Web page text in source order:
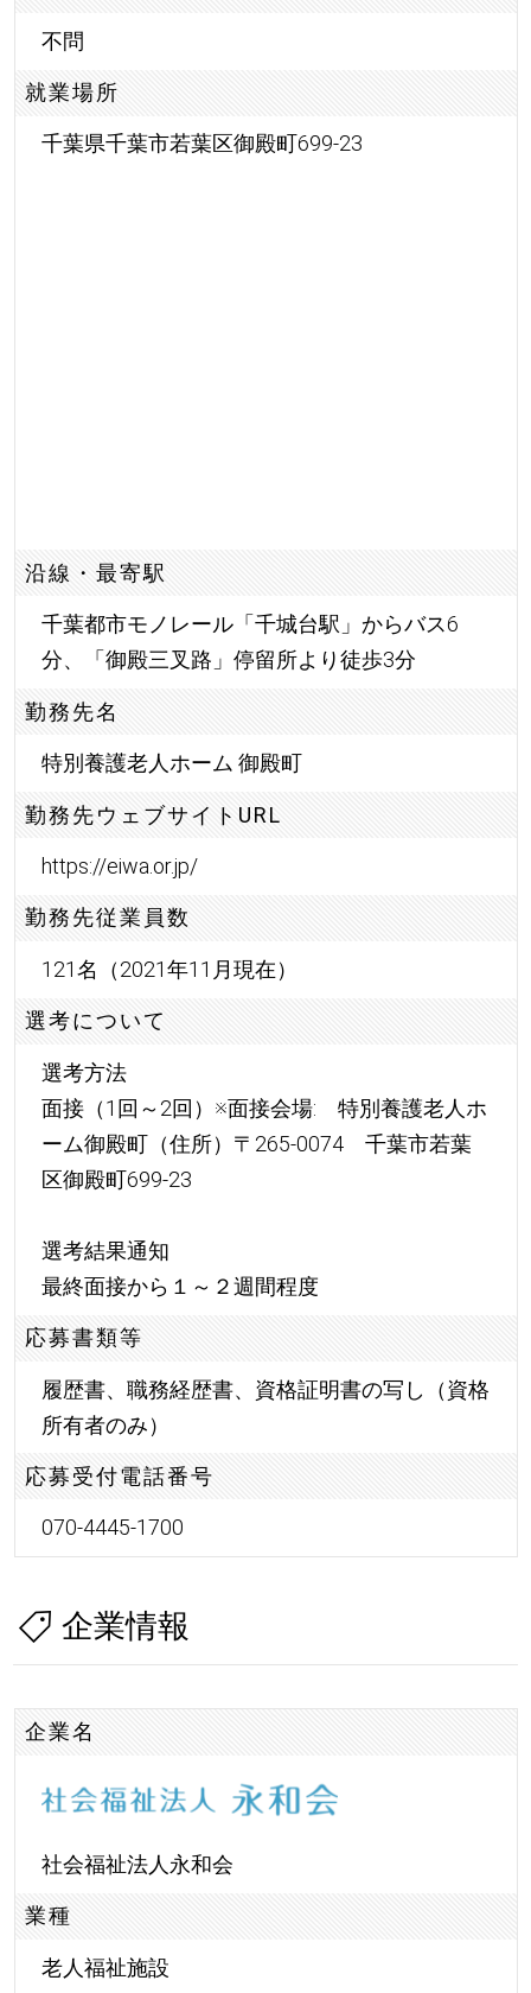
不問
就業場所
千葉県千葉市若葉区御殿町699-23
沿線・最寄駅
千葉都市モノレール「千城台駅」からバス6
分、「御殿三叉路」停留所より徒歩3分
勤務先名
特別養護老人ホーム 御殿町
勤務先ウェブサイトURL
https://eiwa.or.jp/
勤務先従業員数
121名（2021年11月現在）
選考について
選考方法
面接（1回～2回）※面接会場: 特別養護老人ホ
ーム御殿町（住所）〒265-0074 千葉市若葉
区御殿町699-23
選考結果通知
最終面接から１～２週間程度
応募書類等
履歴書、職務経歴書、資格証明書の写し（資格
所有者のみ）
応募受付電話番号
070-4445-1700
企業情報
企業名
社会福祉法人永和会
業種
老人福祉施設